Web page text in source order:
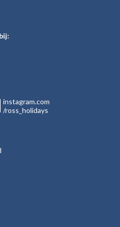
instagram.com
/ross_holidays